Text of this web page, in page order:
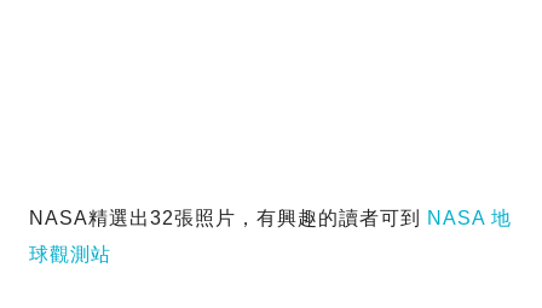
NASA精選出32張照片，有興趣的讀者可到
NASA 地
球觀測站